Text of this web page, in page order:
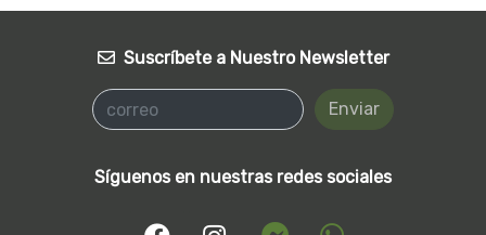
Suscríbete a Nuestro Newsletter
Enviar
Síguenos en nuestras redes sociales